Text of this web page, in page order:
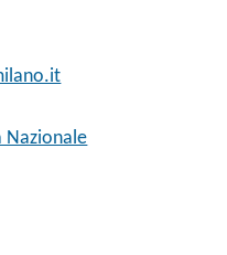
Nazionale